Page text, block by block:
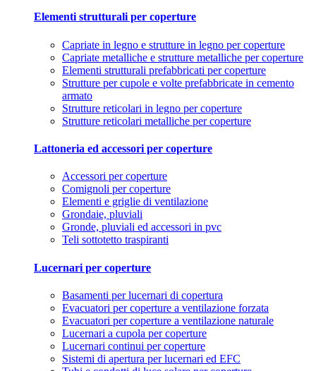
Elementi strutturali per coperture
Capriate in legno e strutture in legno per coperture
Capriate metalliche e strutture metalliche per coperture
Elementi strutturali prefabbricati per coperture
Strutture per cupole e volte prefabbricate in cemento
armato
Strutture reticolari in legno per coperture
Strutture reticolari metalliche per coperture
Lattoneria ed accessori per coperture
Accessori per coperture
Comignoli per coperture
Elementi e griglie di ventilazione
Grondaie, pluviali
Gronde, pluviali ed accessori in pvc
Teli sottotetto traspiranti
Lucernari per coperture
Basamenti per lucernari di copertura
Evacuatori per coperture a ventilazione forzata
Evacuatori per coperture a ventilazione naturale
Lucernari a cupola per coperture
Lucernari continui per coperture
Sistemi di apertura per lucernari ed EFC